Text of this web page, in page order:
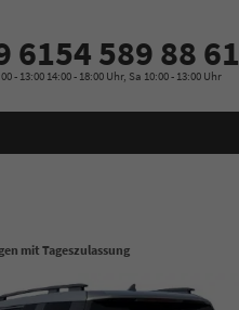
6154 589 88 61
- 13:00 14:00 - 18:00 Uhr, Sa 10:00 - 13:00 Uhr
mit Tageszulassung